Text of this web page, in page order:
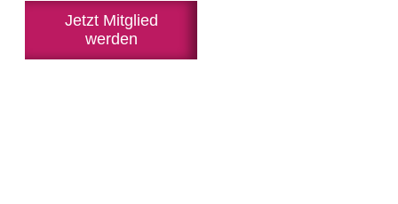
Jetzt Mitglied
werden